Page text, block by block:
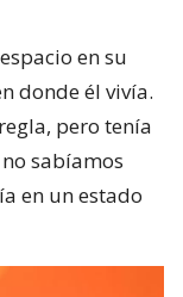
en su
donde él vivía.
pero tenía
sabíamos
en un estado